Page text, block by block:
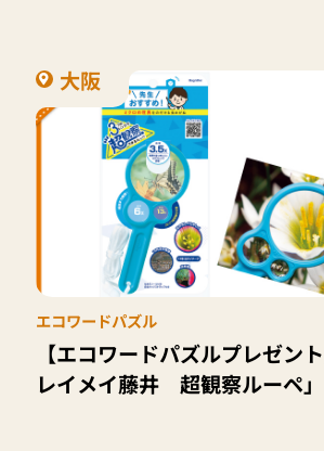
大阪
エコワードパズル
【エコワードパズルプレゼン
レイメイ藤井 超観察ルーペ